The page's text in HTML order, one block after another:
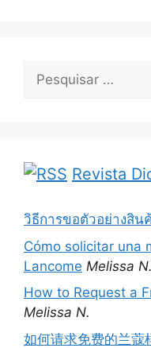
Pesquisar
Revista
วิธีการขอตัวอย่างสิน
Cómo solicitar una
Lancome Melissa N.
How to Request a
Melissa N.
如何请求免费的兰蔻